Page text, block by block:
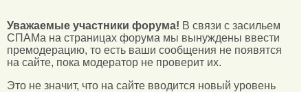
Уважаемые участники форума! В связи с засильем
СПАМа на страницах форума мы вынуждены ввести
премодерацию, то есть ваши сообщения не появятся
на сайте, пока модератор не проверит их.
Это не значит, что на сайте вводится новый уровень